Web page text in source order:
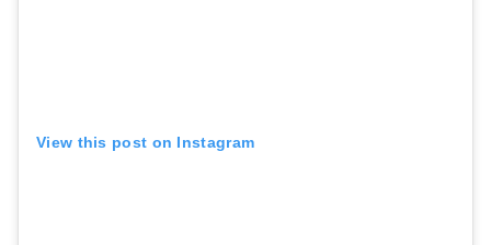
View this post on Instagram